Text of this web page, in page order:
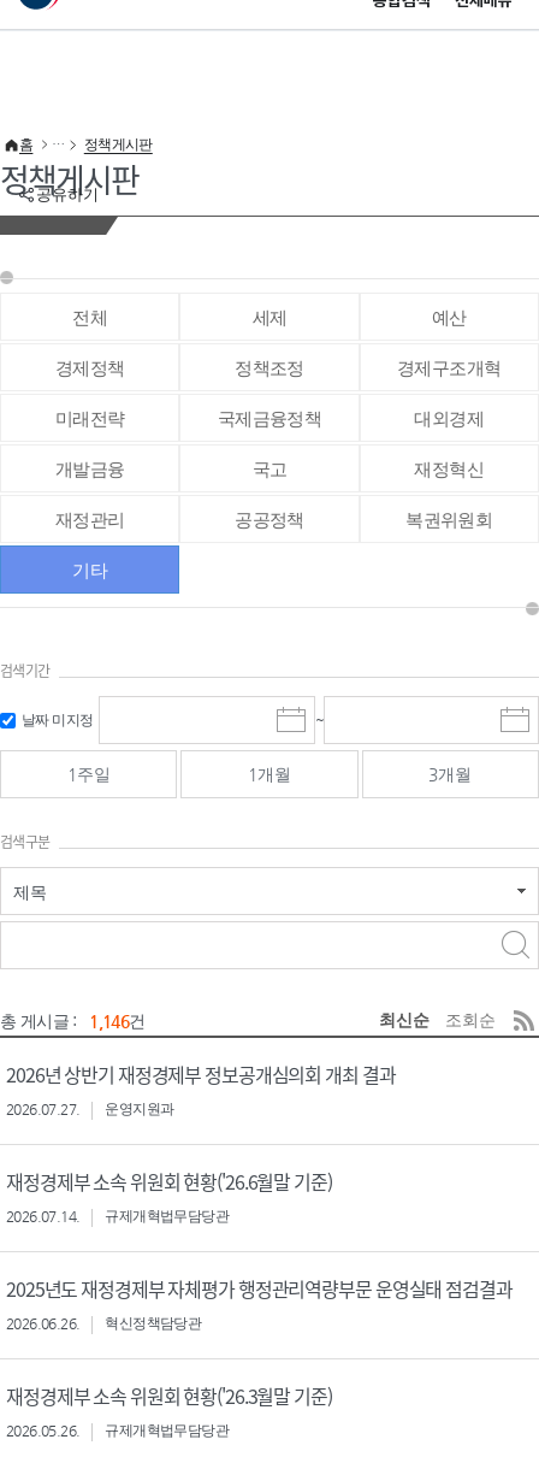
이 누리집은 대한민국 공식 전자정부 누리집입니다.
공유하기
홈 정책게시판
정책게시판
전체 세제 예산
경제정책 정책조정 경제구조개혁
미래전략 국제금융정책 대외경제
개발금융 국고 재정혁신
재정관리 공공정책 복권위원회
기타
검색기간
날짜 미지정
시
작
일
선
~
종
료
선
1주일 1개월 3개월
검색구분
제목
총 게시글 : 1,146건 최신순 조회순
2026년 상반기 재정경제부 정보공개심의회 개최 결과
2026.07.27. 운영지원과
재정경제부 소속 위원회 현황('26.6월말 기준)
2026.07.14. 규제개혁법무담당관
2025년도 재정경제부 자체평가 행정관리역량부문 운영실태 점검결과
2026.06.26. 혁신정책담당관
재정경제부 소속 위원회 현황('26.3월말 기준)
2026.05.26. 규제개혁법무담당관